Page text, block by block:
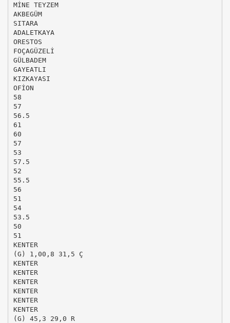
MİNE TEYZEM
AKBEGÜM
SITARA
ADALETKAYA
ORESTOS
FOÇAGÜZELİ
GÜLBADEM
GAYEATLI
KIZKAYASI
OFİON
58
57
56.5
61
60
57
53
57.5
52
55.5
56
51
54
53.5
50
51
KENTER
(G) 1,00,8 31,5 Ç
KENTER
KENTER
KENTER
KENTER
KENTER
KENTER
(G) 45,3 29,0 R